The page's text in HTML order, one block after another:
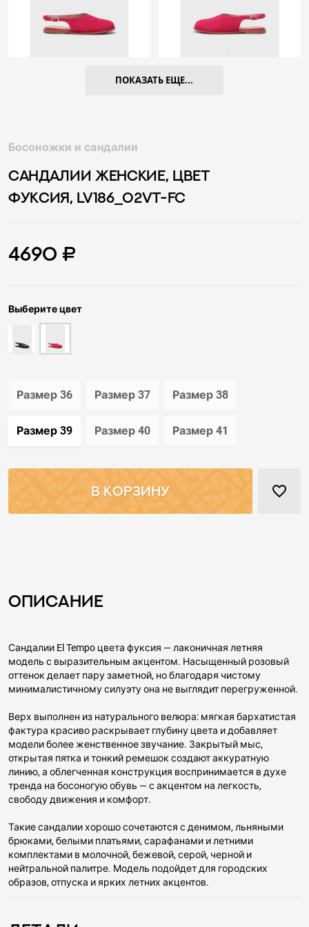
ПОКАЗАТЬ ЕЩЕ...
Босоножки и сандалии
САНДАЛИИ ЖЕНСКИЕ, ЦВЕТ
ФУКСИЯ, LV186_02VT-FC
4690 ₽
Выберите цвет
Размер 36 Размер 37 Размер 38
Размер 39 Размер 40 Размер 41
В КОРЗИНУ favorite_border
Описание
Сандалии El Tempo цвета фуксия — лаконичная летняя
модель с выразительным акцентом. Насыщенный розовый
оттенок делает пару заметной, но благодаря чистому
минималистичному силуэту она не выглядит перегруженной.
Верх выполнен из натурального велюра: мягкая бархатистая
фактура красиво раскрывает глубину цвета и добавляет
модели более женственное звучание. Закрытый мыс,
открытая пятка и тонкий ремешок создают аккуратную
линию, а облегченная конструкция воспринимается в духе
тренда на босоногую обувь — с акцентом на легкость,
свободу движения и комфорт.
Такие сандалии хорошо сочетаются с денимом, льняными
брюками, белыми платьями, сарафанами и летними
комплектами в молочной, бежевой, серой, черной и
нейтральной палитре. Модель подойдет для городских
образов, отпуска и ярких летних акцентов.